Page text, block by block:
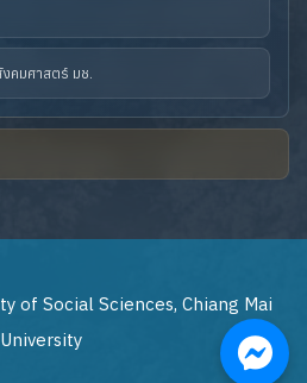
คมศาสตร์ มช.
of Social Sciences, Chiang Mai
University